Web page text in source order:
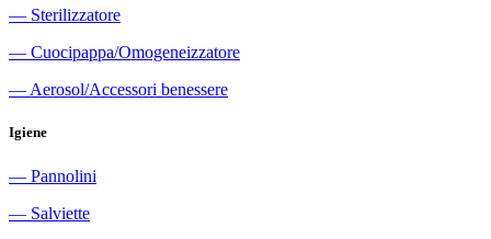
― Sterilizzatore
― Cuocipappa/Omogeneizzatore
― Aerosol/Accessori benessere
Igiene
― Pannolini
― Salviette